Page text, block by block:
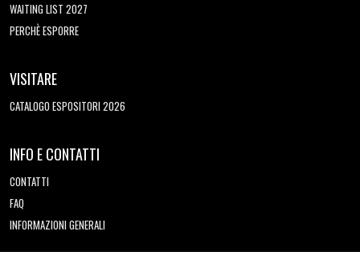
WAITING LIST 2027
PERCHÈ ESPORRE
VISITARE
CATALOGO ESPOSITORI 2026
INFO E CONTATTI
CONTATTI
FAQ
INFORMAZIONI GENERALI